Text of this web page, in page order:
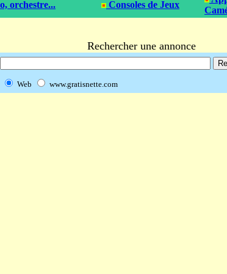
orchestre... Consoles de Jeux
Rechercher une annonce
Web www.gratisnette.com